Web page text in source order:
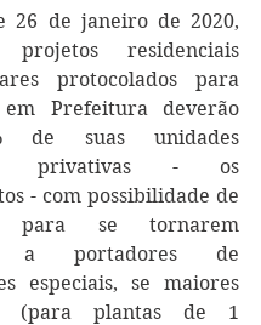
26 de janeiro de 2020,
residenciais
protocolados para
em Prefeitura deverão
de suas unidades
privativas - os
- com possibilidade de
para se tornarem
a portadores de
especiais, se maiores
(para plantas de 1